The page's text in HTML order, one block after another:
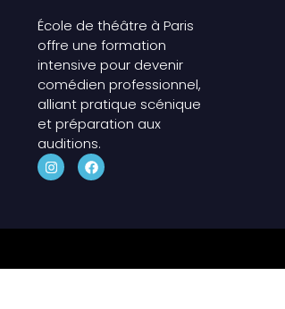
École de théâtre à Paris
offre une formation
intensive pour devenir
comédien professionnel,
alliant pratique scénique
et préparation aux
auditions.